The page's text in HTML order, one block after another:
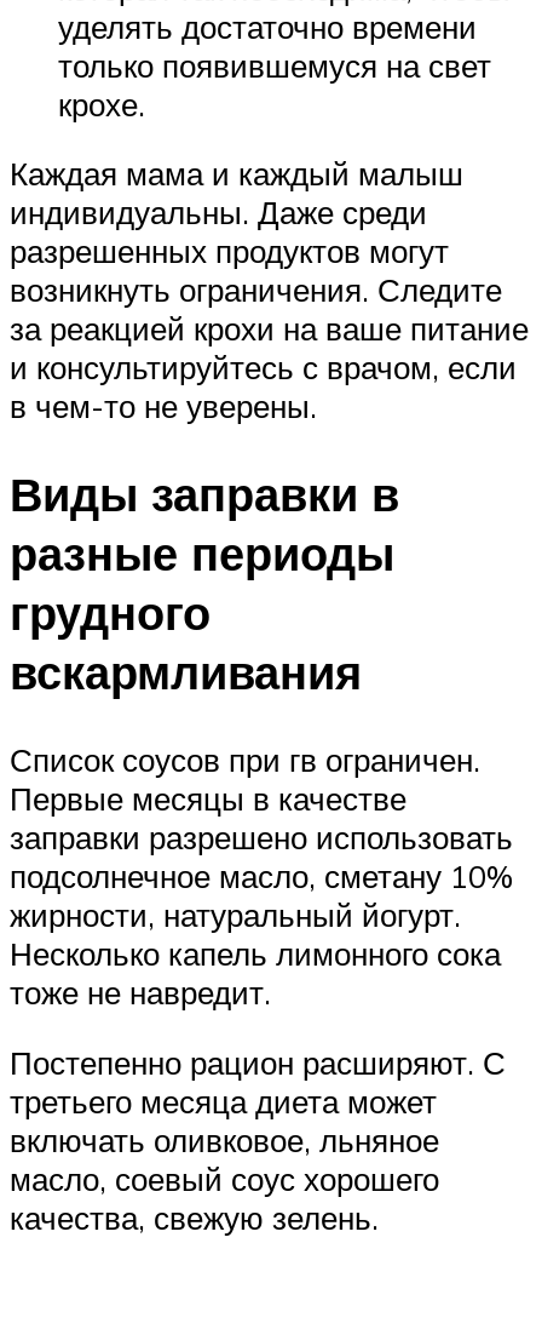
уделять достаточно времени
только появившемуся на свет
крохе.
Каждая мама и каждый малыш
индивидуальны. Даже среди
разрешенных продуктов могут
возникнуть ограничения. Следите
за реакцией крохи на ваше питание
и консультируйтесь с врачом, если
в чем-то не уверены.
Виды заправки в
разные периоды
грудного
вскармливания
Список соусов при гв ограничен.
Первые месяцы в качестве
заправки разрешено использовать
подсолнечное масло, сметану 10%
жирности, натуральный йогурт.
Несколько капель лимонного сока
тоже не навредит.
Постепенно рацион расширяют. С
третьего месяца диета может
включать оливковое, льняное
масло, соевый соус хорошего
качества, свежую зелень.